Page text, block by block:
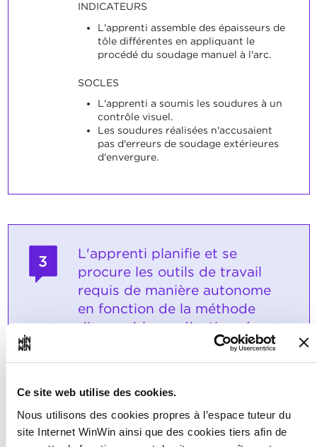
Ce site web utilise des cookies.
Nous utilisons des cookies propres à l’espace tuteur du
site Internet WinWin ainsi que des cookies tiers afin de
INDICATEURS
L'apprenti assemble des épaisseurs de
tôle différentes en appliquant le
procédé du soudage manuel à l'arc.
SOCLES
L'apprenti a soumis les soudures à un
contrôle visuel.
Les soudures réalisées n'accusaient
pas d'erreurs de soudage extérieures
d'envergure.
3
L'apprenti planifie et se
procure les outils de travail
requis de manière autonome
en fonction de la méthode
d'assemblage sélectionnée.
INDICATEURS
L'apprenti sélectionne les outils de